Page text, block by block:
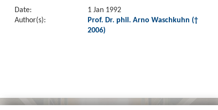
Date:
1 Jan 1992
Author(s):
Prof. Dr. phil. Arno Waschkuhn (†
2006)